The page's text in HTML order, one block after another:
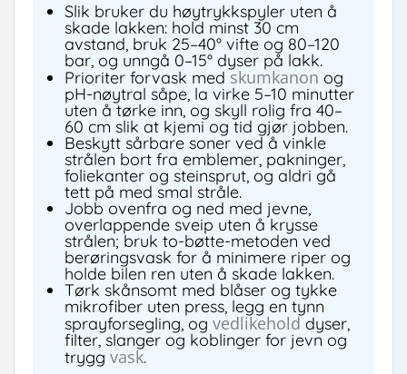
Slik bruker du høytrykkspyler uten å
skade lakken: hold minst 30 cm
avstand, bruk 25–40° vifte og 80–120
bar, og unngå 0–15° dyser på lakk.
Prioriter forvask med skumkanon og
pH-nøytral såpe, la virke 5–10 minutter
uten å tørke inn, og skyll rolig fra 40–
60 cm slik at kjemi og tid gjør jobben.
Beskytt sårbare soner ved å vinkle
strålen bort fra emblemer, pakninger,
foliekanter og steinsprut, og aldri gå
tett på med smal stråle.
Jobb ovenfra og ned med jevne,
overlappende sveip uten å krysse
strålen; bruk to-bøtte-metoden ved
berøringsvask for å minimere riper og
holde bilen ren uten å skade lakken.
Tørk skånsomt med blåser og tykke
mikrofiber uten press, legg en tynn
sprayforsegling, og vedlikehold dyser,
filter, slanger og koblinger for jevn og
trygg vask.